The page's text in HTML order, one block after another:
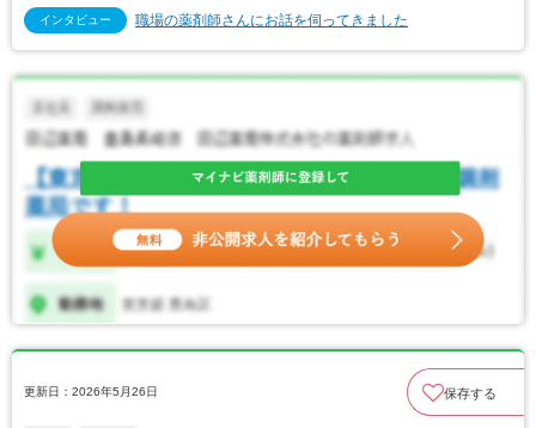
インタビュー 職場の薬剤師さんにお話を伺ってきました
更新日：2026年5月26日 保存する